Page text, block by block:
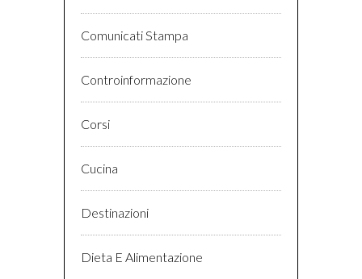
Comunicati Stampa
Controinformazione
Corsi
Cucina
Destinazioni
Dieta E Alimentazione